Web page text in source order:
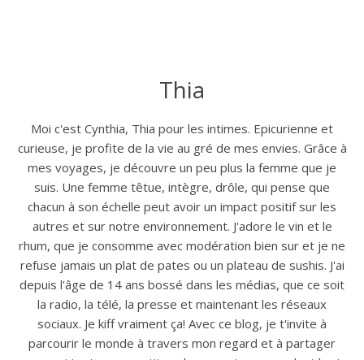
Thia
Moi c'est Cynthia, Thia pour les intimes. Epicurienne et
curieuse, je profite de la vie au gré de mes envies. Grâce à
mes voyages, je découvre un peu plus la femme que je
suis. Une femme têtue, intègre, drôle, qui pense que
chacun à son échelle peut avoir un impact positif sur les
autres et sur notre environnement. J'adore le vin et le
rhum, que je consomme avec modération bien sur et je ne
refuse jamais un plat de pates ou un plateau de sushis. J'ai
depuis l'âge de 14 ans bossé dans les médias, que ce soit
la radio, la télé, la presse et maintenant les réseaux
sociaux. Je kiff vraiment ça! Avec ce blog, je t'invite à
parcourir le monde à travers mon regard et à partager